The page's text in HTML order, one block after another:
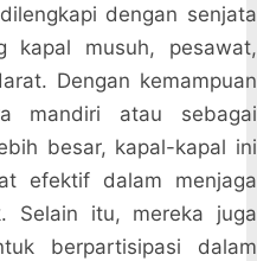
dengan senjata
kapal musuh, pesawat,
Dengan kemampuan
mandiri atau sebagai
besar, kapal-kapal ini
efektif dalam menjaga
Selain itu, mereka juga
berpartisipasi dalam